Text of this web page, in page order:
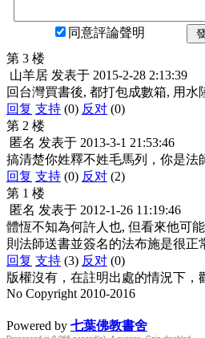
同意評論聲明
第 3 楼
山羊居 发表于 2015-2-28 2:13:39
回台灣買書後, 都打包成數箱, 用
回复 支持 (0) 反对 (0)
第 2 楼
匿名 发表于 2013-3-1 21:53:46
搞清楚你姓釋不姓毛馬列，你是
回复 支持 (0) 反对 (2)
第 1 楼
匿名 发表于 2012-1-26 11:19:46
體恆不知為何許人也, 但看來他可
則法師送書並簽名的法布施是很正
回复 支持 (3) 反对 (0)
版權沒有，在註明出處的情況下，
No Copyright 2010-2016
Powered by 七葉佛教書舍